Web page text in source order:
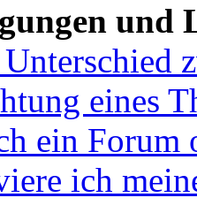
und
eines
ein Forum
ich